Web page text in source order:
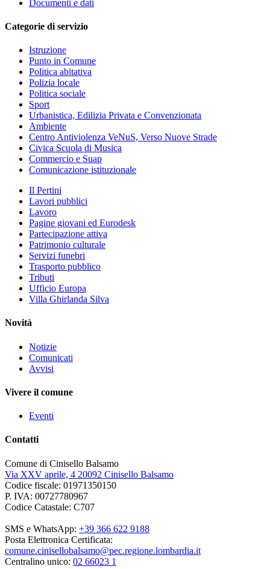
Documenti e dati
Categorie di servizio
Istruzione
Punto in Comune
Politica abitativa
Polizia locale
Politica sociale
Sport
Urbanistica, Edilizia Privata e Convenzionata
Ambiente
Centro Antiviolenza VeNuS, Verso Nuove Strade
Civica Scuola di Musica
Commercio e Suap
Comunicazione istituzionale
Il Pertini
Lavori pubblici
Lavoro
Pagine giovani ed Eurodesk
Partecipazione attiva
Patrimonio culturale
Servizi funebri
Trasporto pubblico
Tributi
Ufficio Europa
Villa Ghirlanda Silva
Novità
Notizie
Comunicati
Avvisi
Vivere il comune
Eventi
Contatti
Comune di Cinisello Balsamo
Via XXV aprile, 4 20092 Cinisello Balsamo
Codice fiscale: 01971350150
P. IVA: 00727780967
Codice Catastale: C707
SMS e WhatsApp: +39 366 622 9188
Posta Elettronica Certificata:
comune.cinisellobalsamo@pec.regione.lombardia.it
Centralino unico: 02 66023 1